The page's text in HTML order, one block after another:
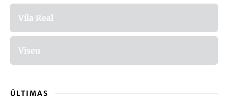
Vila Real
Viseu
ÚLTIMAS